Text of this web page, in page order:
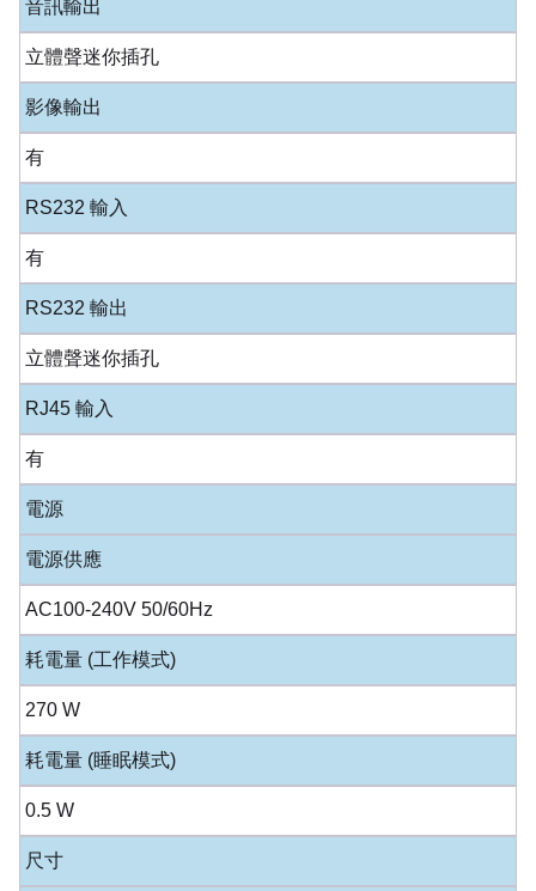
音訊輸出
立體聲迷你插孔
影像輸出
有
RS232 輸入
有
RS232 輸出
立體聲迷你插孔
RJ45 輸入
有
電源
電源供應
AC100-240V 50/60Hz
耗電量 (工作模式)
270 W
耗電量 (睡眠模式)
0.5 W
尺寸